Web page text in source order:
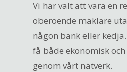
Vi har valt att vara en
oberoende mäklare
någon bank eller
få både ekonomisk
genom vårt nätverk.